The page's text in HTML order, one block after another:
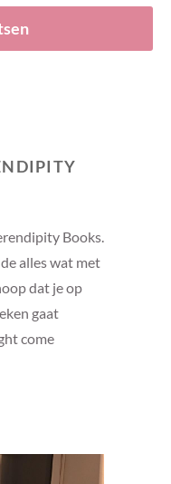
Books.
alles wat met
dat je op
gaat
come